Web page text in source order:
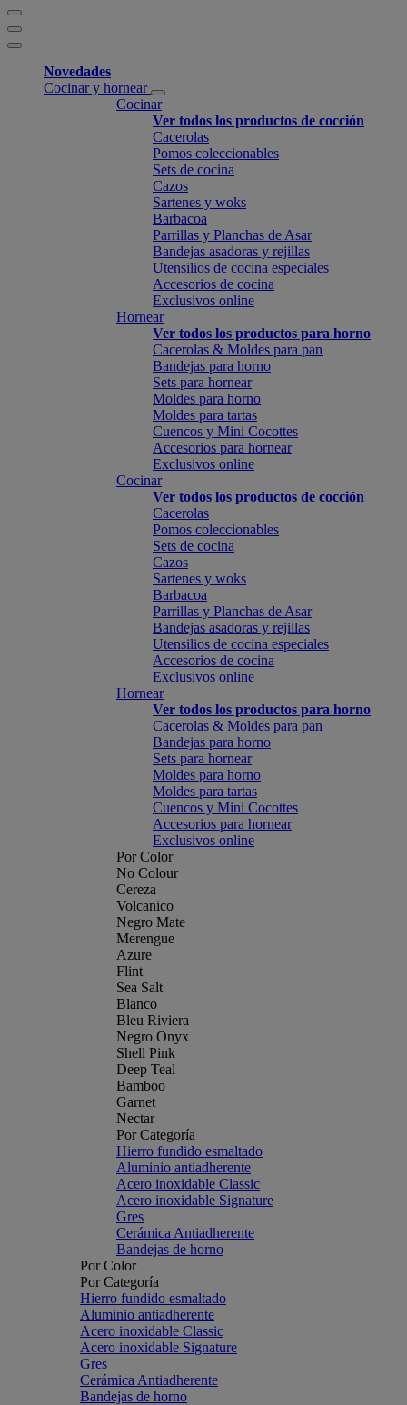
Novedades
Cocinar y hornear
Cocinar
Ver todos los productos de cocción
Cacerolas
Pomos coleccionables
Sets de cocina
Cazos
Sartenes y woks
Barbacoa
Parrillas y Planchas de Asar
Bandejas asadoras y rejillas
Utensilios de cocina especiales
Accesorios de cocina
Exclusivos online
Hornear
Ver todos los productos para horno
Cacerolas & Moldes para pan
Bandejas para horno
Sets para hornear
Moldes para horno
Moldes para tartas
Cuencos y Mini Cocottes
Accesorios para hornear
Exclusivos online
Cocinar
Ver todos los productos de cocción
Cacerolas
Pomos coleccionables
Sets de cocina
Cazos
Sartenes y woks
Barbacoa
Parrillas y Planchas de Asar
Bandejas asadoras y rejillas
Utensilios de cocina especiales
Accesorios de cocina
Exclusivos online
Hornear
Ver todos los productos para horno
Cacerolas & Moldes para pan
Bandejas para horno
Sets para hornear
Moldes para horno
Moldes para tartas
Cuencos y Mini Cocottes
Accesorios para hornear
Exclusivos online
Por Color
No Colour
Cereza
Volcanico
Negro Mate
Merengue
Azure
Flint
Sea Salt
Blanco
Bleu Riviera
Negro Onyx
Shell Pink
Deep Teal
Bamboo
Garnet
Nectar
Por Categoría
Hierro fundido esmaltado
Aluminio antiadherente
Acero inoxidable Classic
Acero inoxidable Signature
Gres
Cerámica Antiadherente
Bandejas de horno
Por Color
Por Categoría
Hierro fundido esmaltado
Aluminio antiadherente
Acero inoxidable Classic
Acero inoxidable Signature
Gres
Cerámica Antiadherente
Bandejas de horno